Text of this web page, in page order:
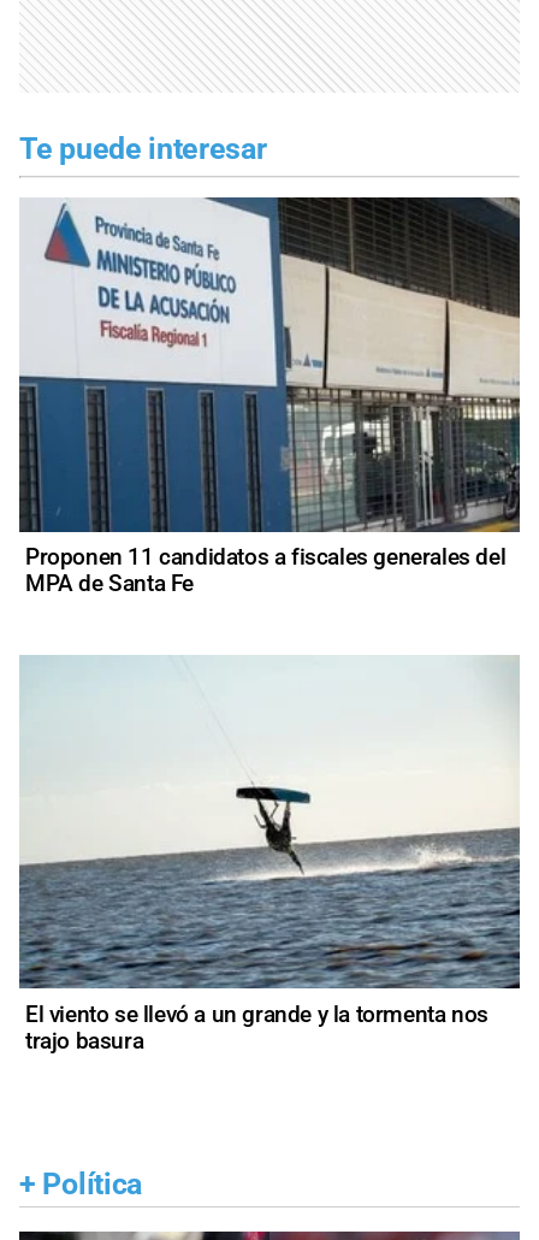
Te puede interesar
Proponen 11 candidatos a fiscales generales del
MPA de Santa Fe
El viento se llevó a un grande y la tormenta nos
trajo basura
+ Política